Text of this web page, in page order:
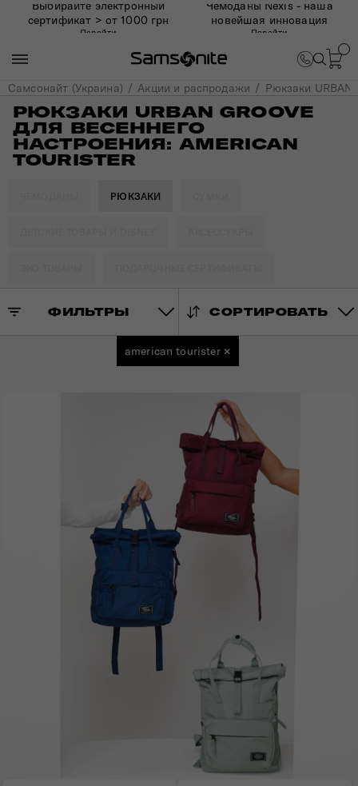
Выбирайте электронный
сертификат > от 1000 грн
Перейти
Чемоданы Nexis - наша
новейшая инновация
Перейти
Самсонайт (Украина) Акции и распродажи Рюкзаки URBAN
РЮКЗАКИ URBAN GROOVE
ДЛЯ ВЕСЕННЕГО
НАСТРОЕНИЯ: AMERICAN
TOURISTER
РЮКЗАКИ
ФИЛЬТРЫ СОРТИРОВАТЬ
american tourister ×